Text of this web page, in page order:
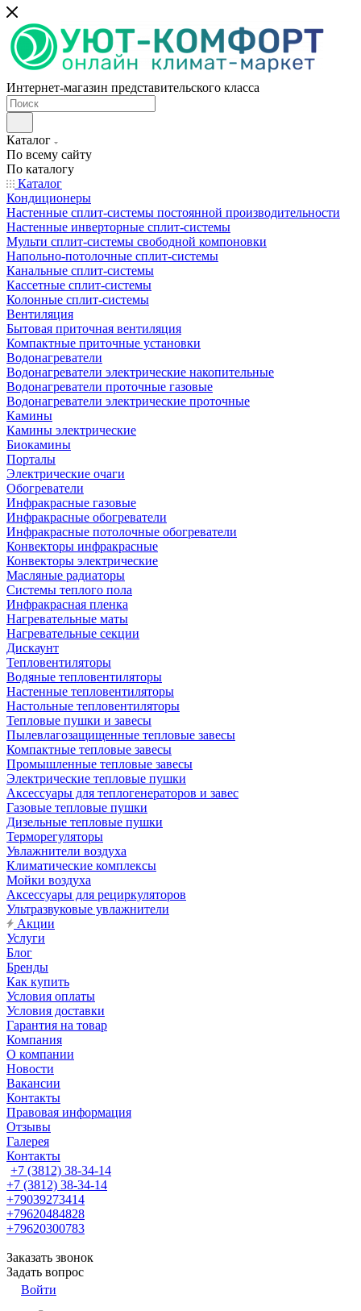
Интернет-магазин представительского класса
Каталог
По всему сайту
По каталогу
Каталог
Кондиционеры
Настенные сплит-системы постоянной производительности
Настенные инверторные сплит-системы
Мульти сплит-системы свободной компоновки
Напольно-потолочные сплит-системы
Канальные сплит-системы
Кассетные сплит-системы
Колонные сплит-системы
Вентиляция
Бытовая приточная вентиляция
Компактные приточные установки
Водонагреватели
Водонагреватели электрические накопительные
Водонагреватели проточные газовые
Водонагреватели электрические проточные
Камины
Камины электрические
Биокамины
Порталы
Электрические очаги
Обогреватели
Инфракрасные газовые
Инфракрасные обогреватели
Инфракрасные потолочные обогреватели
Конвекторы инфракрасные
Конвекторы электрические
Масляные радиаторы
Системы теплого пола
Инфракрасная пленка
Нагревательные маты
Нагревательные секции
Дискаунт
Тепловентиляторы
Водяные тепловентиляторы
Настенные тепловентиляторы
Настольные тепловентиляторы
Тепловые пушки и завесы
Пылевлагозащищенные тепловые завесы
Компактные тепловые завесы
Промышленные тепловые завесы
Электрические тепловые пушки
Аксессуары для теплогенераторов и завес
Газовые тепловые пушки
Дизельные тепловые пушки
Терморегуляторы
Увлажнители воздуха
Климатические комплексы
Мойки воздуха
Аксессуары для рециркуляторов
Ультразвуковые увлажнители
Акции
Услуги
Блог
Бренды
Как купить
Условия оплаты
Условия доставки
Гарантия на товар
Компания
О компании
Новости
Вакансии
Контакты
Правовая информация
Отзывы
Галерея
Контакты
+7 (3812) 38-34-14
+7 (3812) 38-34-14
+79039273414
+79620484828
+79620300783
Заказать звонок
Задать вопрос
Войти